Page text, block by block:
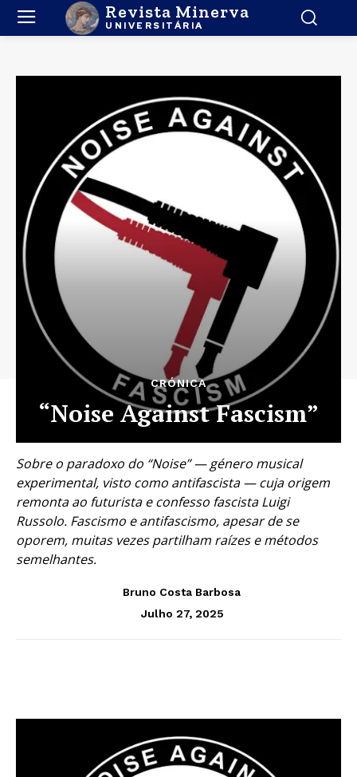
Revista Minerva
UNIVERSITÁRIA
CRÓNICA
“Noise Against Fascism”
Sobre o paradoxo do “Noise” — género musical
experimental, visto como antifascista — cuja origem
remonta ao futurista e confesso fascista Luigi
Russolo. Fascismo e antifascismo, apesar de se
oporem, muitas vezes partilham raízes e métodos
semelhantes.
Bruno Costa Barbosa
Julho 27, 2025